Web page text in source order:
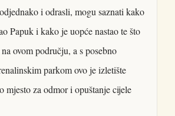
i odrasli, mogu saznati kako
Papuk i kako je uopće nastao te što
ovom području, a s posebno
parkom ovo je izletište
mjesto za odmor i opuštanje cijele